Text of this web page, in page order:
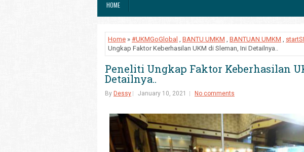
HOME
Home » #UKMGoGlobal , BANTU UMKM , BANTUAN UMKM ,
Ungkap Faktor Keberhasilan UKM di Sleman, Ini Detailnya..
Peneliti Ungkap Faktor Keberhasilan
Detailnya..
By Dessy January 10, 2021 No comments